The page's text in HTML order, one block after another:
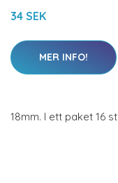
34 SEK
MER INFO!
18mm. I ett paket 16 st